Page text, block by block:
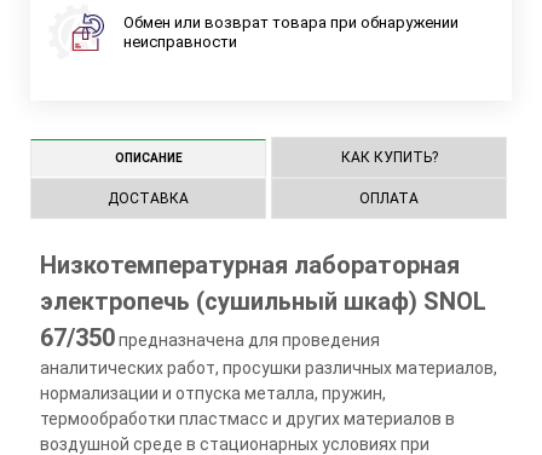
Обмен или возврат товара при обнаружении
неисправности
ОПИСАНИЕ КАК КУПИТЬ?
ДОСТАВКА ОПЛАТА
Низкотемпературная лабораторная
электропечь (сушильный шкаф) SNOL
67/350предназначена для проведения
аналитических работ, просушки различных материалов,
нормализации и отпуска металла, пружин,
термообработки пластмасс и других материалов в
воздушной среде в стационарных условиях при